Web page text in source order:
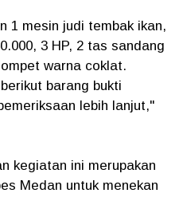
1 mesin judi tembak ikan,
3 HP, 2 tas sandang
warna coklat.
barang bukti
lebih lanjut,"
kegiatan ini merupakan
Medan untuk menekan